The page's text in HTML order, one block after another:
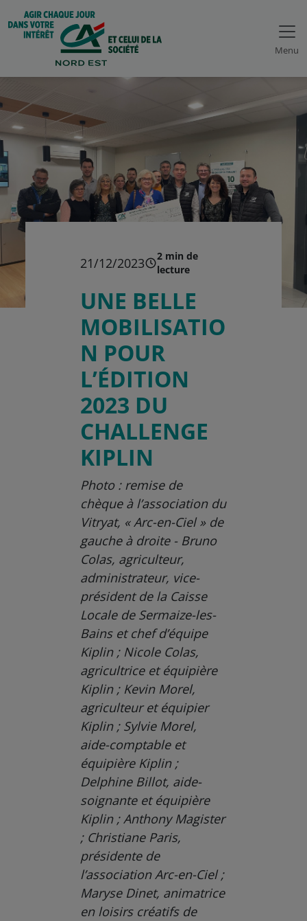
Menu
21/12/2023
2 min de
lecture
UNE BELLE
MOBILISATIO
N POUR
L’ÉDITION
2023 DU
CHALLENGE
KIPLIN
Photo : remise de
chèque à l’association du
Vitryat, « Arc-en-Ciel » de
gauche à droite - Bruno
Colas, agriculteur,
administrateur, vice-
président de la Caisse
Locale de Sermaize-les-
Bains et chef d’équipe
Kiplin ; Nicole Colas,
agricultrice et équipière
Kiplin ; Kevin Morel,
agriculteur et équipier
Kiplin ; Sylvie Morel,
aide-comptable et
équipière Kiplin ;
Delphine Billot, aide-
soignante et équipière
Kiplin ; Anthony Magister
; Christiane Paris,
présidente de
l’association Arc-en-Ciel ;
Maryse Dinet, animatrice
en loisirs créatifs de